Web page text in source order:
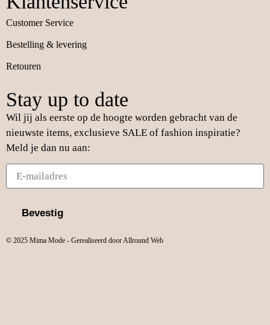
Customer Service
Bestelling & levering
Retouren
Stay up to date
Wil jij als eerste op de hoogte worden gebracht van de
nieuwste items, exclusieve SALE of fashion inspiratie?
Meld je dan nu aan:
Bevestig
© 2025 Mima Mode - Gerealiseerd door Allround Web